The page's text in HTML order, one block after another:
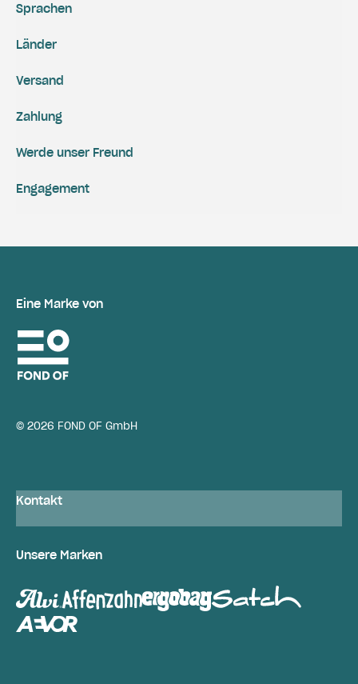
Versand
Zahlung
Engagement
Werde unser Freund
Sprachen
Länder
Eine Marke von
© 2026 FOND OF GmbH
Kontakt
Unsere Marken